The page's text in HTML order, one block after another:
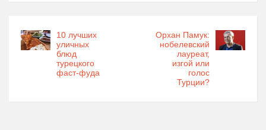
10 лучших
уличных
блюд
турецкого
фаст-фуда
Орхан Памук:
нобелевский
лауреат,
изгой или
голос
Турции?